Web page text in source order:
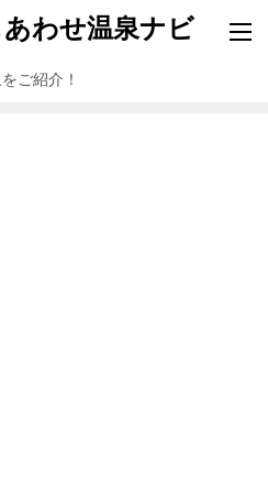
わせ温泉ナビ
ご紹介！